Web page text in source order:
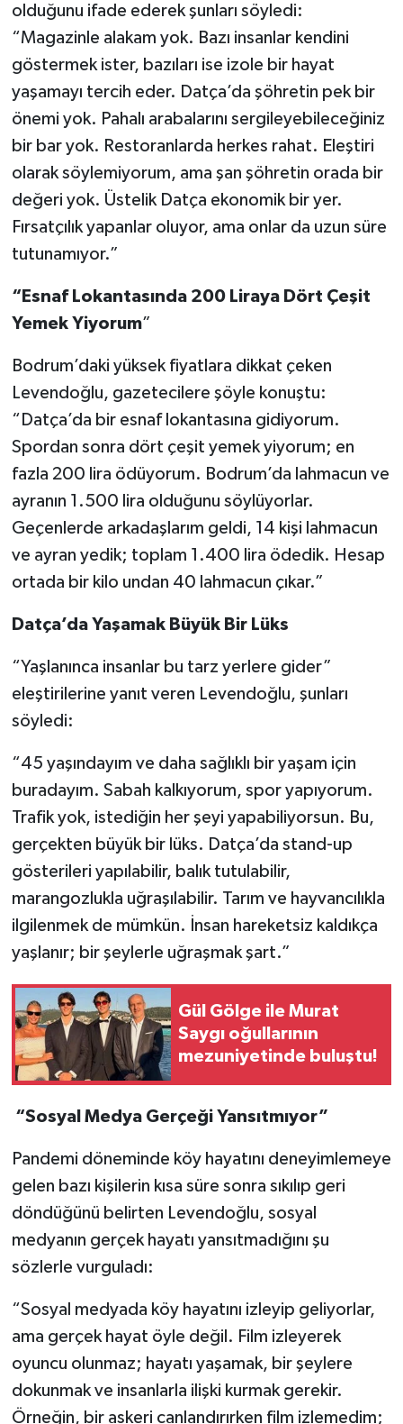
olduğunu ifade ederek şunları söyledi:
“Magazinle alakam yok. Bazı insanlar kendini
göstermek ister, bazıları ise izole bir hayat
yaşamayı tercih eder. Datça’da şöhretin pek bir
önemi yok. Pahalı arabalarını sergileyebileceğiniz
bir bar yok. Restoranlarda herkes rahat. Eleştiri
olarak söylemiyorum, ama şan şöhretin orada bir
değeri yok. Üstelik Datça ekonomik bir yer.
Fırsatçılık yapanlar oluyor, ama onlar da uzun süre
tutunamıyor.”
“Esnaf Lokantasında 200 Liraya Dört Çeşit
Yemek Yiyorum”
Bodrum’daki yüksek fiyatlara dikkat çeken
Levendoğlu, gazetecilere şöyle konuştu:
“Datça’da bir esnaf lokantasına gidiyorum.
Spordan sonra dört çeşit yemek yiyorum; en
fazla 200 lira ödüyorum. Bodrum’da lahmacun ve
ayranın 1.500 lira olduğunu söylüyorlar.
Geçenlerde arkadaşlarım geldi, 14 kişi lahmacun
ve ayran yedik; toplam 1.400 lira ödedik. Hesap
ortada bir kilo undan 40 lahmacun çıkar.”
Datça’da Yaşamak Büyük Bir Lüks
“Yaşlanınca insanlar bu tarz yerlere gider”
eleştirilerine yanıt veren Levendoğlu, şunları
söyledi:
“45 yaşındayım ve daha sağlıklı bir yaşam için
buradayım. Sabah kalkıyorum, spor yapıyorum.
Trafik yok, istediğin her şeyi yapabiliyorsun. Bu,
gerçekten büyük bir lüks. Datça’da stand-up
gösterileri yapılabilir, balık tutulabilir,
marangozlukla uğraşılabilir. Tarım ve hayvancılıkla
ilgilenmek de mümkün. İnsan hareketsiz kaldıkça
yaşlanır; bir şeylerle uğraşmak şart.”
Gül Gölge ile Murat
Saygı oğullarının
mezuniyetinde buluştu!
“Sosyal Medya Gerçeği Yansıtmıyor”
Pandemi döneminde köy hayatını deneyimlemeye
gelen bazı kişilerin kısa süre sonra sıkılıp geri
döndüğünü belirten Levendoğlu, sosyal
medyanın gerçek hayatı yansıtmadığını şu
sözlerle vurguladı:
“Sosyal medyada köy hayatını izleyip geliyorlar,
ama gerçek hayat öyle değil. Film izleyerek
oyuncu olunmaz; hayatı yaşamak, bir şeylere
dokunmak ve insanlarla ilişki kurmak gerekir.
Örneğin, bir askeri canlandırırken film izlemedim;